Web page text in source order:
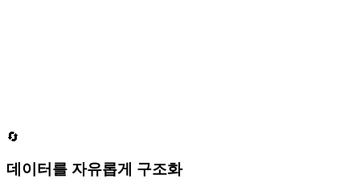
🔄
데이터를 자유롭게 구조화